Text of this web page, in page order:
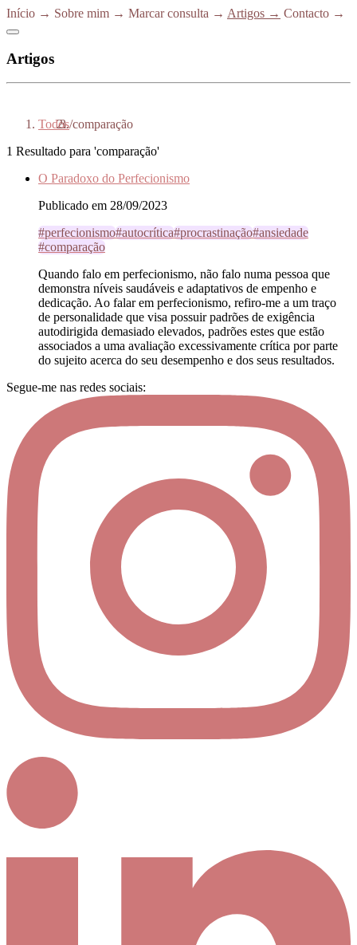
Início → Sobre mim → Marcar consulta → Artigos → Contacto →
Artigos
Todos/comparação
1 Resultado para 'comparação'
O Paradoxo do Perfecionismo
Publicado em 28/09/2023
#perfecionismo#autocrítica#procrastinação#ansiedade
#comparação
Quando falo em perfecionismo, não falo numa pessoa que
demonstra níveis saudáveis e adaptativos de empenho e
dedicação. Ao falar em perfecionismo, refiro-me a um traço
de personalidade que visa possuir padrões de exigência
autodirigida demasiado elevados, padrões estes que estão
associados a uma avaliação excessivamente crítica por parte
do sujeito acerca do seu desempenho e dos seus resultados.
Segue-me nas redes sociais: